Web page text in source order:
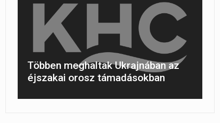
Többen meghaltak Ukrajnában az
éjszakai orosz támadásokban